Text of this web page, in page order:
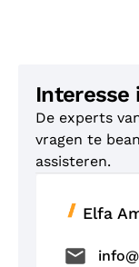
Interesse
De experts
vragen te
assisteren.
Elfa